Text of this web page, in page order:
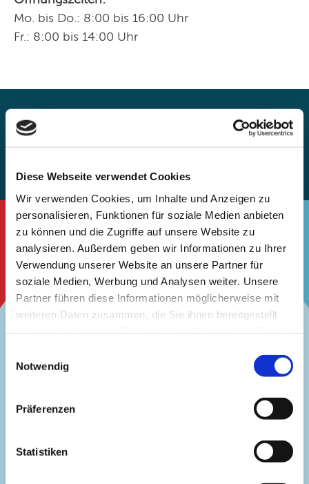
Diese Webseite verwendet Cookies
Wir verwenden Cookies, um Inhalte und Anzeigen zu
personalisieren, Funktionen für soziale Medien anbieten
zu können und die Zugriffe auf unsere Website zu
analysieren. Außerdem geben wir Informationen zu Ihrer
Verwendung unserer Website an unsere Partner für
soziale Medien, Werbung und Analysen weiter. Unsere
Partner führen diese Informationen möglicherweise mit
weiteren Daten zusammen, die Sie ihnen bereitgestellt
Notwendig
Präferenzen
Statistiken
Aktuelles, Hintergrundinformationen und Bilder
Mo. bis Do.: 8:00 bis 16:00 Uhr
Fr.: 8:00 bis 14:00 Uhr
Ansprechpartner